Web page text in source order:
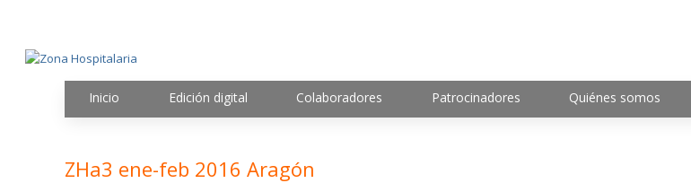
Inicio Edición digital Colaboradores Patrocinadores Quiénes somos
ZHa3 ene-feb 2016 Aragón